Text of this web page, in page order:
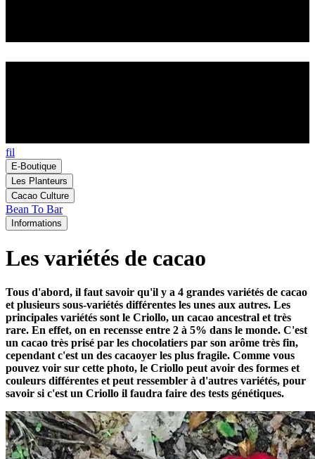
fil
E-Boutique
Les Planteurs
Cacao Culture
Bean To Bar
Informations
Les variétés de cacao
Tous d'abord, il faut savoir qu'il y a 4 grandes variétés de cacao
et plusieurs sous-variétés différentes les unes aux autres. Les
principales variétés sont le Criollo, un cacao ancestral et très
rare. En effet, on en recensse entre 2 à 5% dans le monde. C'est
un cacao très prisé par les chocolatiers par son arôme très fin,
cependant c'est un des cacaoyer les plus fragile. Comme vous
pouvez voir sur cette photo, le Criollo peut avoir des formes et
couleurs différentes et peut ressembler à d'autres variétés, pour
savoir si c'est un Criollo il faudra faire des tests génétiques.